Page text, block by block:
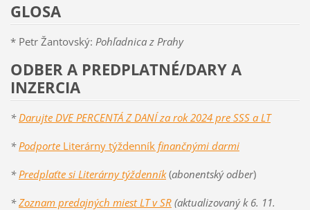
GLOSA
* Petr Žantovský: Pohľadnica z Prahy
ODBER A PREDPLATNÉ/DARY A
INZERCIA
* Darujte DVE PERCENTÁ Z DANÍ za rok 2024 pre SSS a LT
* Podporte Literárny týždenníkfinančnými darmi
* Predplaťte si Literárny týždenník (abonentský odber)
*Zoznam predajných miest LT v SR(aktualizovaný k 6. 11.